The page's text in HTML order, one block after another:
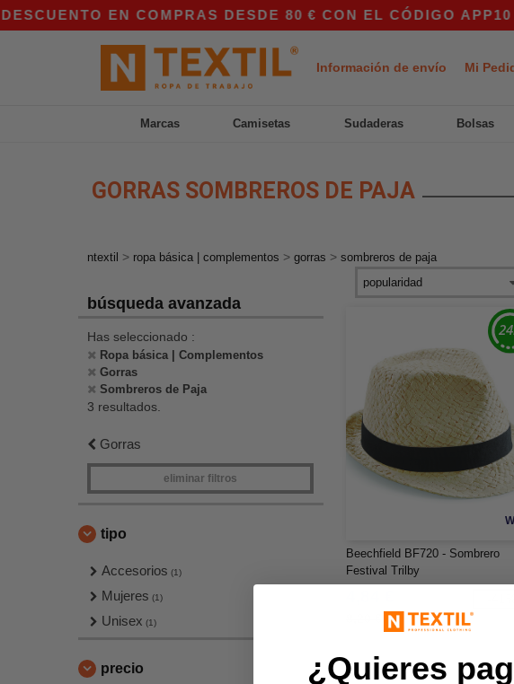
EN COMPRAS DESDE 80 € CON EL CÓDIGO APP10 –
Información de envío Mi
Marcas Camisetas Sudaderas Bolsas
GORRAS SOMBREROS DE PAJA
ntextil > ropa básica | complementos > gorras > sombreros de paja
búsqueda avanzada
Has seleccionado :
Ropa básica | Complementos
Gorras
Sombreros de Paja
3 resultados.
Gorras
eliminar filtros
tipo
Accesorios (1)
Mujeres (1)
Unisex (1)
precio
Beechfield BF720 - Sombrero
Festival Trilby
¿Quieres